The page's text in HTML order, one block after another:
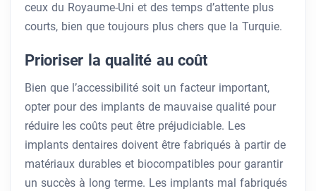
ceux du Royaume-Uni et des temps d’attente plus
courts, bien que toujours plus chers que la Turquie.
Prioriser la qualité au coût
Bien que l’accessibilité soit un facteur important,
opter pour des implants de mauvaise qualité pour
réduire les coûts peut être préjudiciable. Les
implants dentaires doivent être fabriqués à partir de
matériaux durables et biocompatibles pour garantir
un succès à long terme. Les implants mal fabriqués